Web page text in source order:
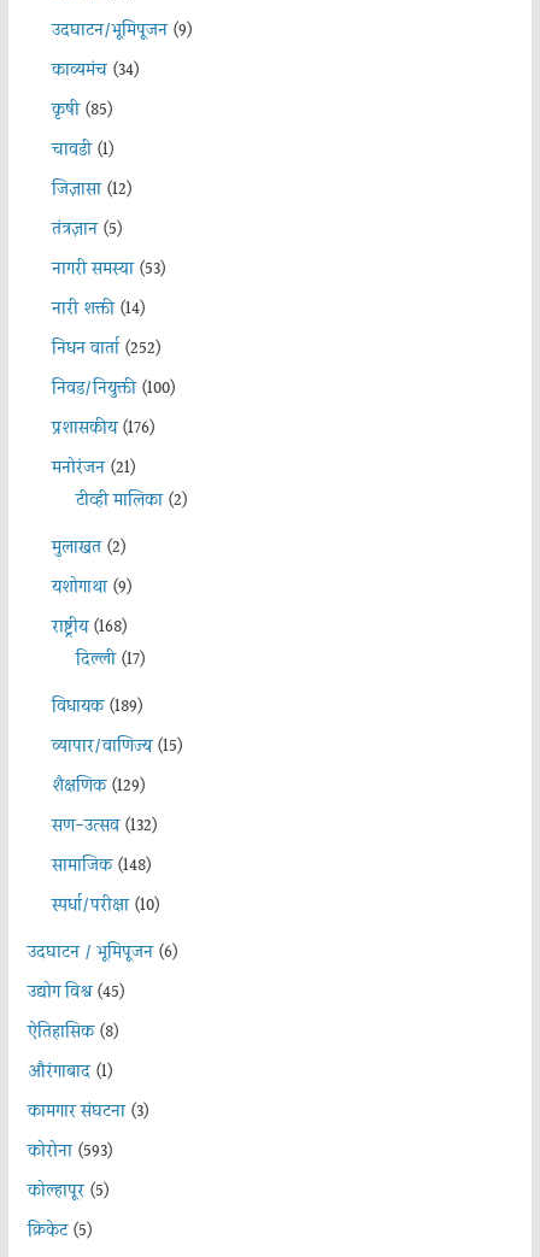
उदघाटन/भूमिपूजन(9)
काव्यमंच(34)
कृषी(85)
चावडी(1)
जिज्ञासा(12)
तंत्रज्ञान(5)
नागरी समस्या(53)
नारी शक्ती(14)
निधन वार्ता(252)
निवड/नियुक्ती(100)
प्रशासकीय(176)
मनोरंजन(21)
टीव्ही मालिका(2)
मुलाखत(2)
यशोगाथा(9)
राष्ट्रीय(168)
दिल्ली(17)
विधायक(189)
व्यापार/वाणिज्य(15)
शैक्षणिक(129)
सण-उत्सव(132)
सामाजिक(148)
स्पर्धा/परीक्षा(10)
उदघाटन / भूमिपूजन(6)
उद्योग विश्व(45)
ऐतिहासिक(8)
औरंगाबाद(1)
कामगार संघटना(3)
कोरोना(593)
कोल्हापूर(5)
क्रिकेट(5)